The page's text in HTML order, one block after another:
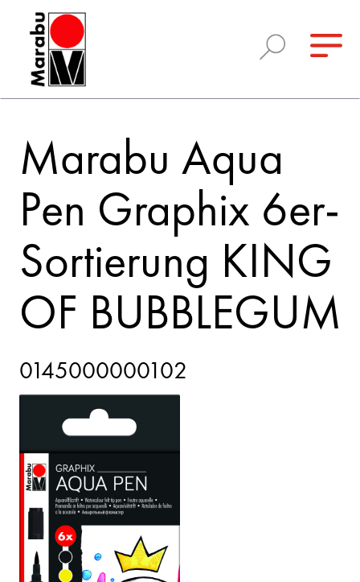
Marabu Aqua
Pen Graphix 6er-
Sortierung KING
OF BUBBLEGUM
0145000000102